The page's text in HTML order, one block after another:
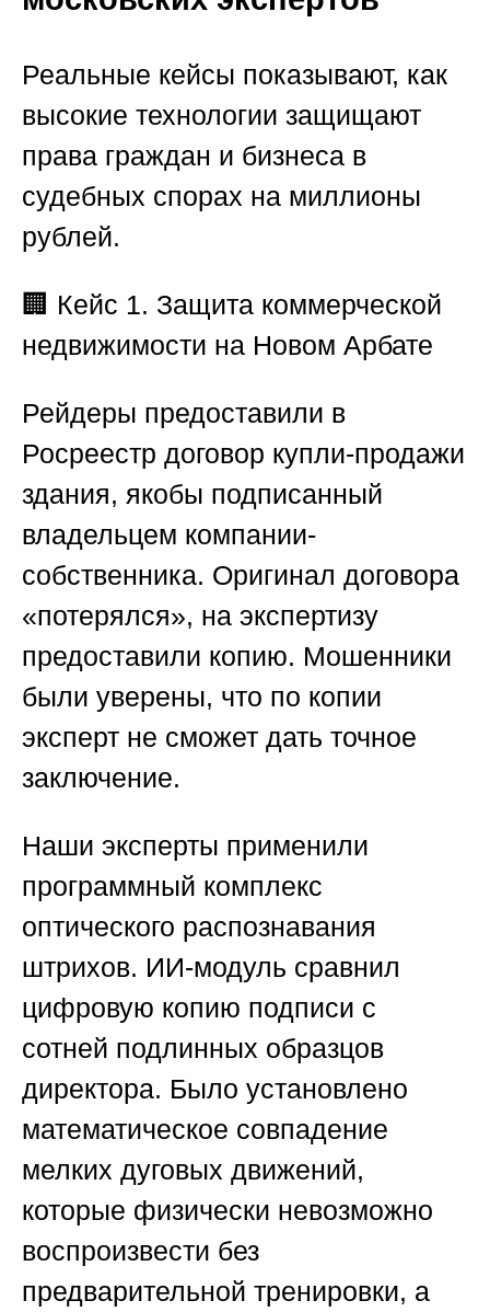
Реальные кейсы показывают, как
высокие технологии защищают
права граждан и бизнеса в
судебных спорах на миллионы
рублей.
🏢 Кейс 1. Защита коммерческой
недвижимости на Новом Арбате
Рейдеры предоставили в
Росреестр договор купли-продажи
здания, якобы подписанный
владельцем компании-
собственника. Оригинал договора
«потерялся», на экспертизу
предоставили копию. Мошенники
были уверены, что по копии
эксперт не сможет дать точное
заключение.
Наши эксперты применили
программный комплекс
оптического распознавания
штрихов. ИИ-модуль сравнил
цифровую копию подписи с
сотней подлинных образцов
директора. Было установлено
математическое совпадение
мелких дуговых движений,
которые физически невозможно
воспроизвести без
предварительной тренировки, а